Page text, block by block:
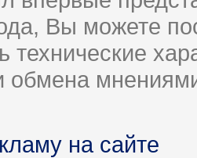
Вы можете
технические
на сайте